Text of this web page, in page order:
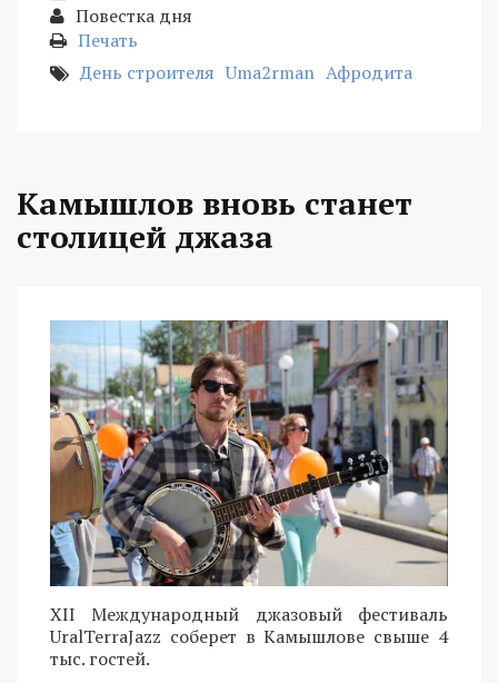
Повестка дня
Печать
День строителя Uma2rman Афродита
Камышлов вновь станет
столицей джаза
XII Международный джазовый фестиваль
UralTerraJazz соберет в Камышлове свыше 4
тыс. гостей.